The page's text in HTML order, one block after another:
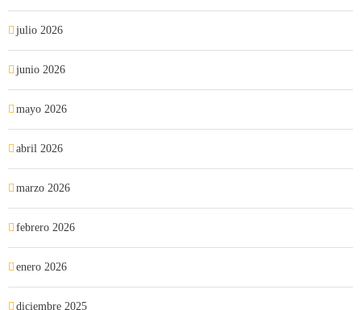
julio 2026
junio 2026
mayo 2026
abril 2026
marzo 2026
febrero 2026
enero 2026
diciembre 2025